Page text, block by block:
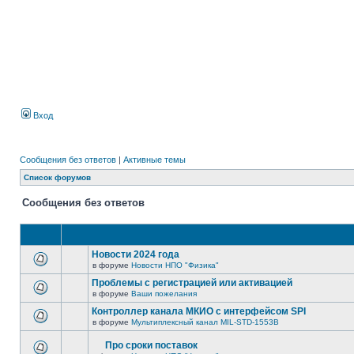
Вход
Сообщения без ответов | Активные темы
Список форумов
Сообщения без ответов
Новости 2024 года
в форуме Новости НПО "Физика"
Проблемы с регистрацией или активацией
в форуме Ваши пожелания
Контроллер канала МКИО с интерфейсом SPI
в форуме Мультиплексный канал MIL-STD-1553B
Про сроки поставок